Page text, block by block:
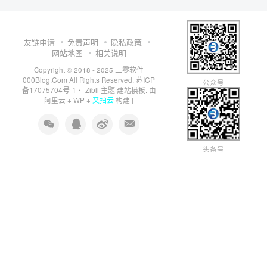
友链申请 免责声明
隐私政策
网站地图
相关说明
Copyright © 2018 - 2025 三零软件
000Blog.Com All Rights Reserved. 苏ICP
备17075704号-1 ・ Zibll 主题建站模板. 由
阿里云 + WP + 又拍云构建 |
公众号
头条号